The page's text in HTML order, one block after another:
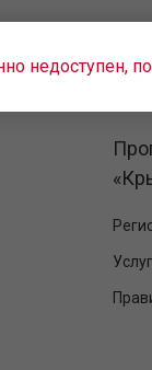
недоступен,